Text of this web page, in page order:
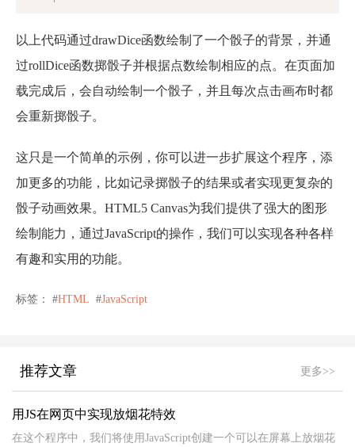
以上代码通过drawDice函数绘制了一个骰子的背景，并通
过rollDice函数掷骰子并根据点数绘制相应的点。在页面加
载完成后，会自动绘制一个骰子，并且每次点击画布时都
会重新掷骰子。
这只是一个简单的示例，你可以进一步扩展这个程序，添
加更多的功能，比如记录掷骰子的结果或者实现更复杂的
骰子动画效果。HTML5 Canvas为我们提供了强大的图形
绘制能力，通过JavaScript的操作，我们可以实现各种各样
有趣和实用的功能。
标签： #HTML #JavaScript
推荐文章 更多>>
用JS在网页中实现放烟花特效
在这个程序中，我们将使用JavaScript创建一个可以在屏幕上放烟花